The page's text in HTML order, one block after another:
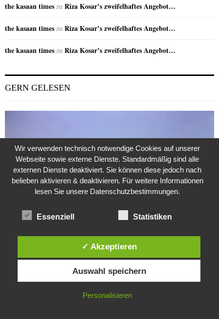
the kasaan times zu Riza Kosar’s zweifelhaftes Angebot…
the kasaan times zu Riza Kosar’s zweifelhaftes Angebot…
the kasaan times zu Riza Kosar’s zweifelhaftes Angebot…
GERN GELESEN
Weitere Suche nach der Identität der Isdal-Frau –
Jugoslavijo, dobar dan
Hartz 4 – Der Staat im Staat
Diese Website verwendet Cookies. Durch die weitere Nutzung dieser
Website stimmst du der Verwendung von Cookies zu.
IN ORDNUNG
Wir verwenden technisch notwendige Cookies auf unserer
Webseite sowie externe Dienste. Standardmäßig sind alle
externen Dienste deaktiviert. Sie können diese jedoch nach
belieben aktivieren & deaktivieren. Für weitere Informationen
lesen Sie unsere Datenschutzbestimmungen.
Essenziell Statistiken
✓ Akzeptieren
Auswahl speichern
Personalisieren